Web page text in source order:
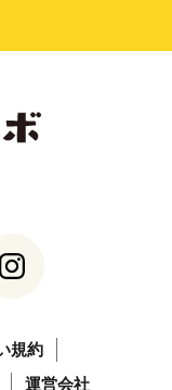
規約
運営会社